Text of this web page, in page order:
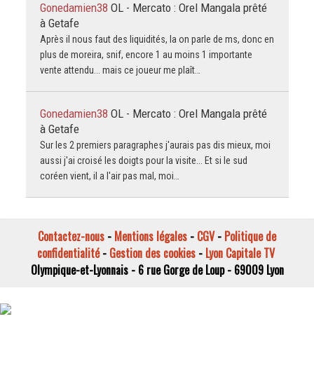
Gonedamien38 OL - Mercato : Orel Mangala prêté
à Getafe
Après il nous faut des liquidités, la on parle de ms, donc en
plus de moreira, snif, encore 1 au moins 1 importante
vente attendu... mais ce joueur me plaît…
Gonedamien38 OL - Mercato : Orel Mangala prêté
à Getafe
Sur les 2 premiers paragraphes j'aurais pas dis mieux, moi
aussi j'ai croisé les doigts pour la visite... Et si le sud
coréen vient, il a l'air pas mal, moi…
Contactez-nous - Mentions légales - CGV- Politique de
confidentialité- Gestion des cookies- Lyon Capitale TV
Olympique-et-Lyonnais - 6 rue Gorge de Loup - 69009 Lyon